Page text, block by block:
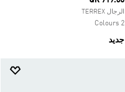
الرجال TERREX
2 Colours
جديد